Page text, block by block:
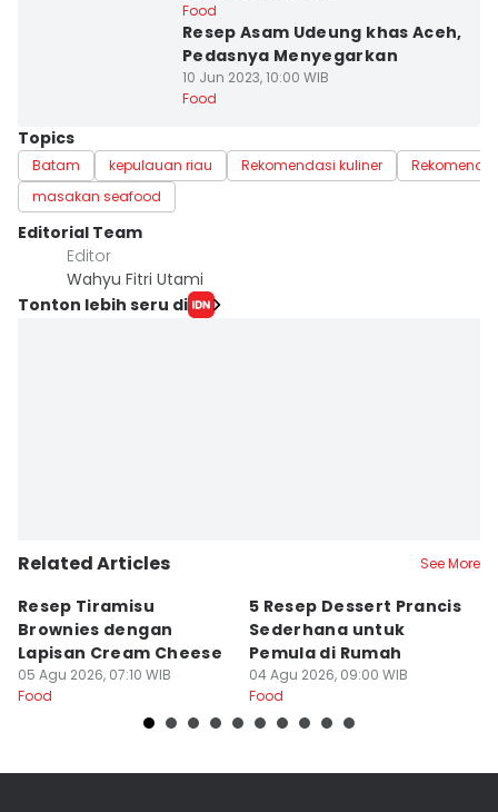
Food
Resep Asam Udeung khas Aceh,
Pedasnya Menyegarkan
10 Jun 2023, 10:00 WIB
Food
Topics
Batam kepulauan riau Rekomendasi kuliner
masakan seafood
Editorial Team
Editor
Wahyu Fitri Utami
Tonton lebih seru di
Related Articles See More
Resep Tiramisu
Brownies dengan
Lapisan Cream Cheese
05 Agu 2026, 07:10 WIB
Food
5 Resep Dessert Prancis
Sederhana untuk
Pemula di Rumah
04 Agu 2026, 09:00 WIB
Food